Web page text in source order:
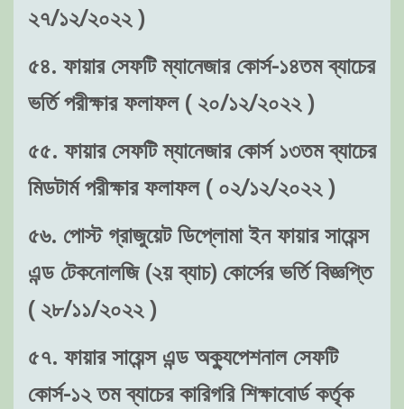
২৭/১২/২০২২ )
৫৪. ফায়ার সেফটি ম্যানেজার কোর্স-১৪তম ব্যাচের
ভর্তি পরীক্ষার ফলাফল ( ২০/১২/২০২২ )
৫৫. ফায়ার সেফটি ম্যানেজার কোর্স ১৩তম ব্যাচের
মিডটার্ম পরীক্ষার ফলাফল ( ০২/১২/২০২২ )
৫৬. পোস্ট গ্রাজুয়েট ডিপ্লোমা ইন ফায়ার সায়েন্স
এন্ড টেকনোলজি (২য় ব্যাচ) কোর্সের ভর্তি বিজ্ঞপ্তি
( ২৮/১১/২০২২ )
৫৭. ফায়ার সায়েন্স এন্ড অক্যুপেশনাল সেফটি
কোর্স-১২ তম ব্যাচের কারিগরি শিক্ষাবোর্ড কর্তৃক